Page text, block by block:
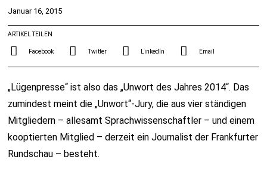
Januar 16, 2015
ARTIKEL TEILEN
Facebook Twitter LinkedIn Email
„Lügenpresse“ ist also das „Unwort des Jahres 2014“. Das
zumindest meint die „Unwort“-Jury, die aus vier ständigen
Mitgliedern – allesamt Sprachwissenschaftler – und einem
kooptierten Mitglied – derzeit ein Journalist der Frankfurter
Rundschau – besteht.